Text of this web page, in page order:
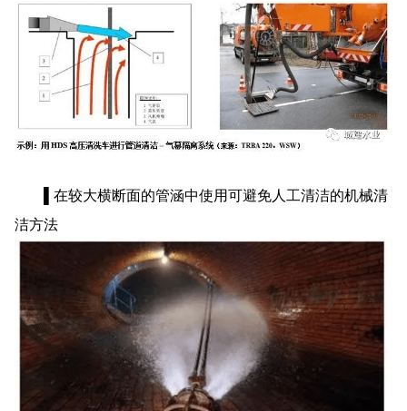
▌在较大横断面的管涵中使用可避免人工清洁的机械清
洁方法